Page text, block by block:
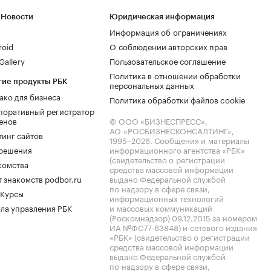
продукты РБК
для бизнеса
регистратор
сайтов
знакомств podbor.ru
управления РБК
Юридическая информация
Информация об ограничениях
О соблюдении авторских прав
Пользовательское соглашение
Политика в отношении обработки
персональных данных
Политика обработки файлов cookie
© ООО «БИЗНЕСПРЕСС»,
АО «РОСБИЗНЕСКОНСАЛТИНГ»,
1995–2026. Сообщения и материалы
информационного агентства «РБК»
(свидетельство о регистрации
средства массовой информации
выдано Федеральной службой
по надзору в сфере связи,
информационных технологий
и массовых коммуникаций
(Роскомнадзор) 09.12.2015 за номером
ИА №ФС77-63848) и сетевого издания
«РБК» (свидетельство о регистрации
средства массовой информации
выдано Федеральной службой
по надзору в сфере связи,